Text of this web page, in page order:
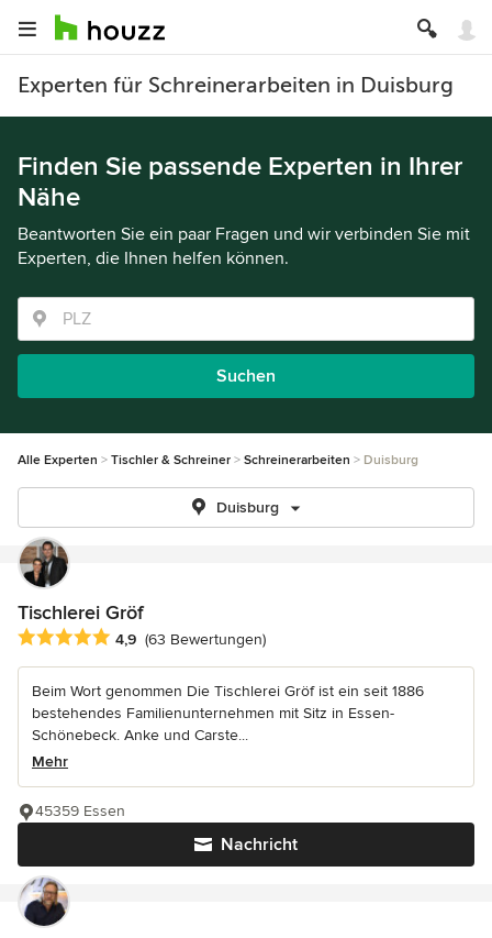
Experten für Schreinerarbeiten in Duisburg
Finden Sie passende Experten in Ihrer
Nähe
Beantworten Sie ein paar Fragen und wir verbinden Sie mit
Experten, die Ihnen helfen können.
Suchen
Alle Experten Tischler & Schreiner Schreinerarbeiten Duisburg
Duisburg
Tischlerei Gröf
Durchschnittliche Bewertung: 4.9 von 5 Sternen
4,9 (63 Bewertungen)
Beim Wort genommen Die Tischlerei Gröf ist ein seit 1886
bestehendes Familienunternehmen mit Sitz in Essen-
Schönebeck. Anke und Carste...
Mehr
Nachricht
45359 Essen